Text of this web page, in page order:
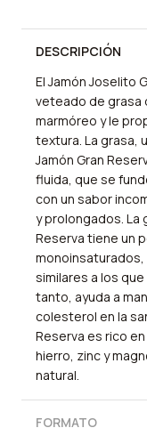
DESCRIPCIÓN
El Jamón Joselito
veteado de grasa
marmóreo y le
textura. La grasa,
Jamón Gran
fluida, que se
con un sabor
y prolongados. La
Reserva tiene un
similares a los
tanto, ayuda a
colesterol en la
Reserva es rico
hierro, zinc y
natural.
FORMATO